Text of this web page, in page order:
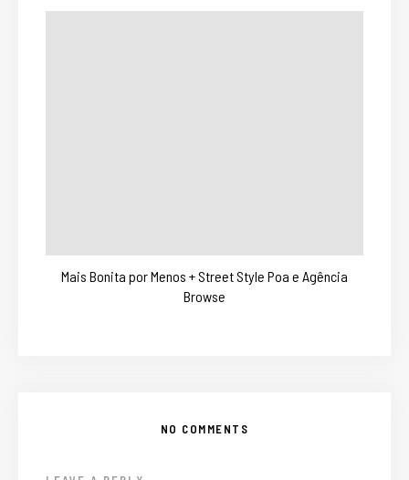
Mais Bonita por Menos + Street Style Poa e Agência
Browse
NO COMMENTS